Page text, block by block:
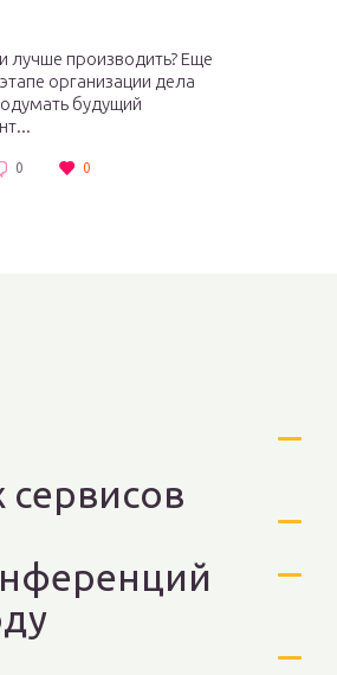
лучше производить? Еще
организации дела
будущий
0 0
сервисов